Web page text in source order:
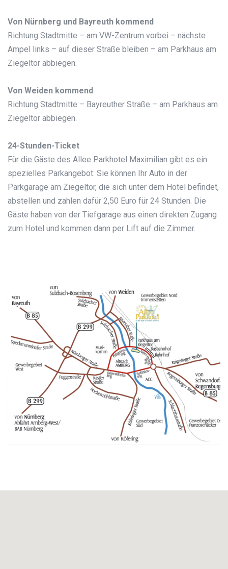
Von Nürnberg und Bayreuth kommend
Richtung Stadtmitte – am VW-Zentrum vorbei – nächste
Ampel links – auf dieser Straße bleiben – am Parkhaus am
Ziegeltor abbiegen.
Von Weiden kommend
Richtung Stadtmitte – Bayreuther Straße – am Parkhaus am
Ziegeltor abbiegen.
24-Stunden-Ticket
Für die Gäste des Allee Parkhotel Maximilian gibt es ein
spezielles Parkangebot: Sie können Ihr Auto in der
Parkgarage am Ziegeltor, die sich unter dem Hotel befindet,
abstellen und zahlen dafür 2,50 Euro für 24 Stunden. Die
Gäste haben von der Tiefgarage aus einen direkten Zugang
zum Hotel und kommen dann per Lift auf die Zimmer.